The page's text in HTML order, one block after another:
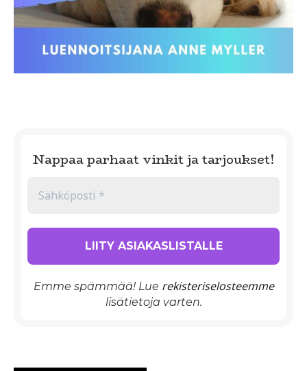
Nappaa parhaat vinkit ja tarjoukset!
Emme spämmää! Lue rekisteriselosteemme
lisätietoja varten.